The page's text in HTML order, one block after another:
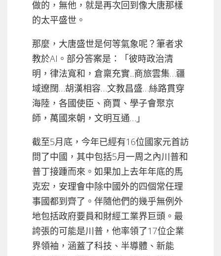
做的，無他，就是再次回到像大唐那樣
的太平盛世。
那麼，大唐盛世是何等氣象呢？筆者求
教於AI。部分答案是：「彼時政治清
明，律法寬和，倉稟充實...商旅雲集…疆
域遼闊…胡漢相容…文教昌盛…絲路貫穿
海陸，各國使臣、商賈、學子會聚京
師，萬國來朝，文明互通…」
截至5月底，今年已經有16位國家元首訪
問了中國，其中包括5月一周之內川普和
普丁接踵而來。如果加上去年年底的馬
克宏，安理會中除中國外的四個常任理
事國都到齊了。伴隨他們的幾乎無例外
地包括政府要員和財經工業界巨頭。最
誇張的可能是川普，他率領了17位企業
界領袖，涵蓋了科技、半導體、新能